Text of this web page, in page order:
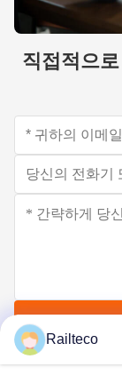
직접적으
Railteco